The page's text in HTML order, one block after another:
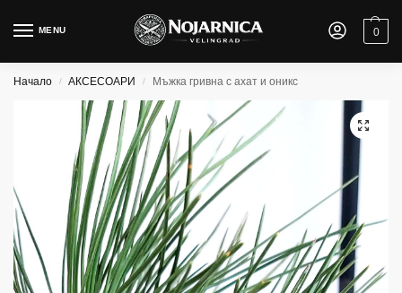
MENU 0
Начало / АКСЕСОАРИ / Мъжка гривна с ахат и оникс